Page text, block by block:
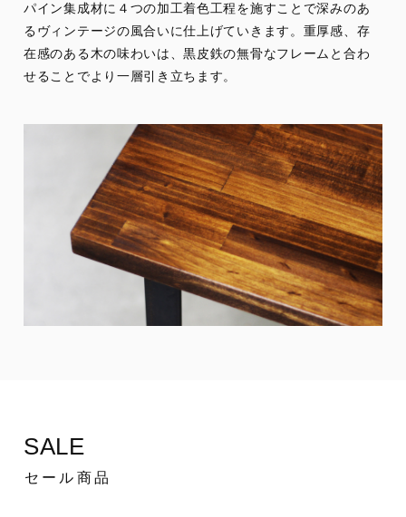
パイン集成材に４つの加工着色工程を施すことで深みのあ
るヴィンテージの風合いに仕上げていきます。重厚感、存
在感のある木の味わいは、黒皮鉄の無骨なフレームと合わ
せることでより一層引き立ちます。
SALE
セール商品